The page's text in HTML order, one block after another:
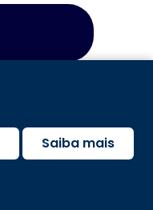
Saiba mais